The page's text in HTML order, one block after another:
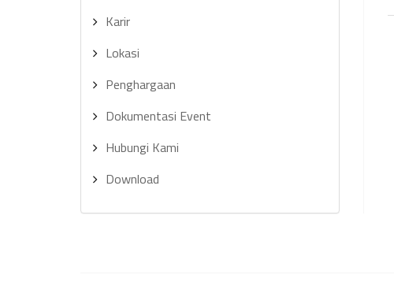
Karir
Lokasi
Penghargaan
Dokumentasi Event
Hubungi Kami
Download